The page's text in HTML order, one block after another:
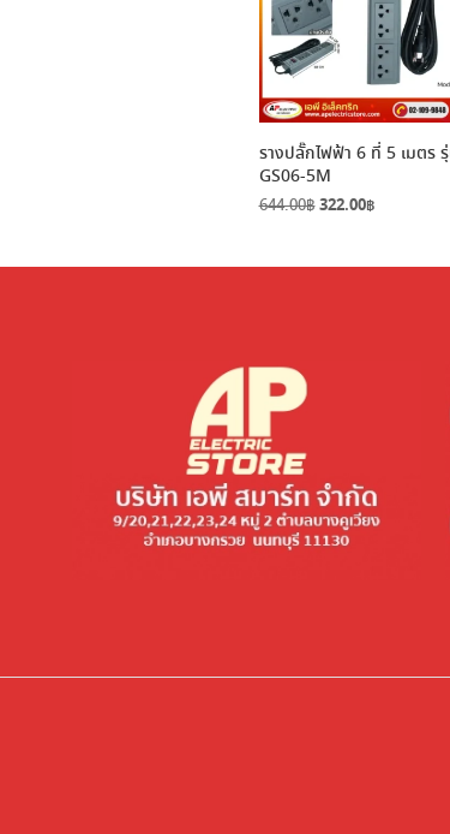
รางปลั๊กไฟฟ้า 6 ที่ 5 เมตร
GS06-5M
644.00฿Original
644.00฿.
322.00฿Current
322.00฿.